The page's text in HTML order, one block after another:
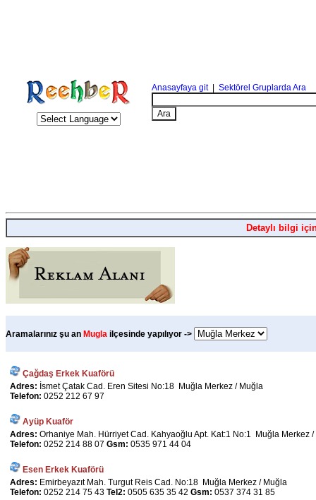
Anasayfaya git| Sektörel Gruplarda Ara
Detaylı bilgi
Aramalarınız şu an Mugla ilçesinde yapılıyor ->
Çağdaş Erkek Kuaförü
Adres: İsmet Çatak Cad. Eren Sitesi No:18 Muğla Merkez / Muğla
Telefon: 0252 212 67 97
Ayüp Kuaför
Adres: Orhaniye Mah. Hürriyet Cad. Kahyaoğlu Apt. Kat:1 No:1 Muğla Merkez
Telefon: 0252 214 88 07 Gsm: 0535 971 44 04
Esen Erkek Kuaförü
Adres: Emirbeyazıt Mah. Turgut Reis Cad. No:18 Muğla Merkez / Muğla
Telefon: 0252 214 75 43 Tel2: 0505 635 35 42 Gsm: 0537 374 31 85